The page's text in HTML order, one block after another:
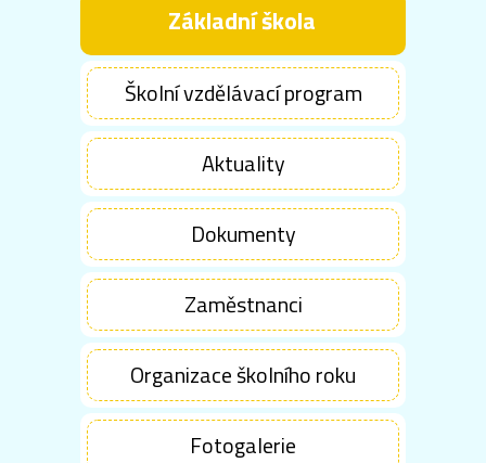
Základní škola
Školní vzdělávací program
Aktuality
Dokumenty
Zaměstnanci
Organizace školního roku
Fotogalerie